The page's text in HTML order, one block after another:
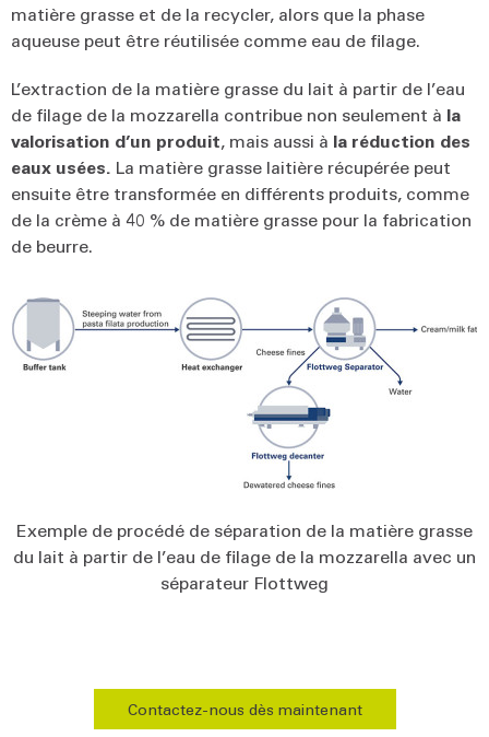
matière grasse et de la recycler, alors que la phase
aqueuse peut être réutilisée comme eau de filage.
L’extraction de la matière grasse du lait à partir de l’eau
de filage de la mozzarella contribue non seulement à la
valorisation d’un produit, mais aussi à la réduction des
eaux usées. La matière grasse laitière récupérée peut
ensuite être transformée en différents produits, comme
de la crème à 40 % de matière grasse pour la fabrication
de beurre.
Exemple de procédé de séparation de la matière grasse
du lait à partir de l’eau de filage de la mozzarella avec un
séparateur Flottweg
Contactez-nous dès maintenant